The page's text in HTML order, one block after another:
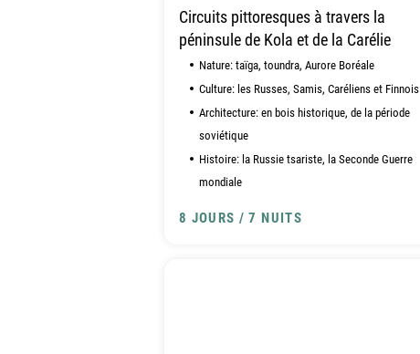
Circuits pittoresques à travers la
péninsule de Kola et de la Carélie
Nature: taïga, toundra, Aurore Boréale
Culture: les Russes, Samis, Caréliens et Finnois
Architecture: en bois historique, de la période
soviétique
Histoire: la Russie tsariste, la Seconde Guerre
mondiale
8 JOURS / 7 NUITS